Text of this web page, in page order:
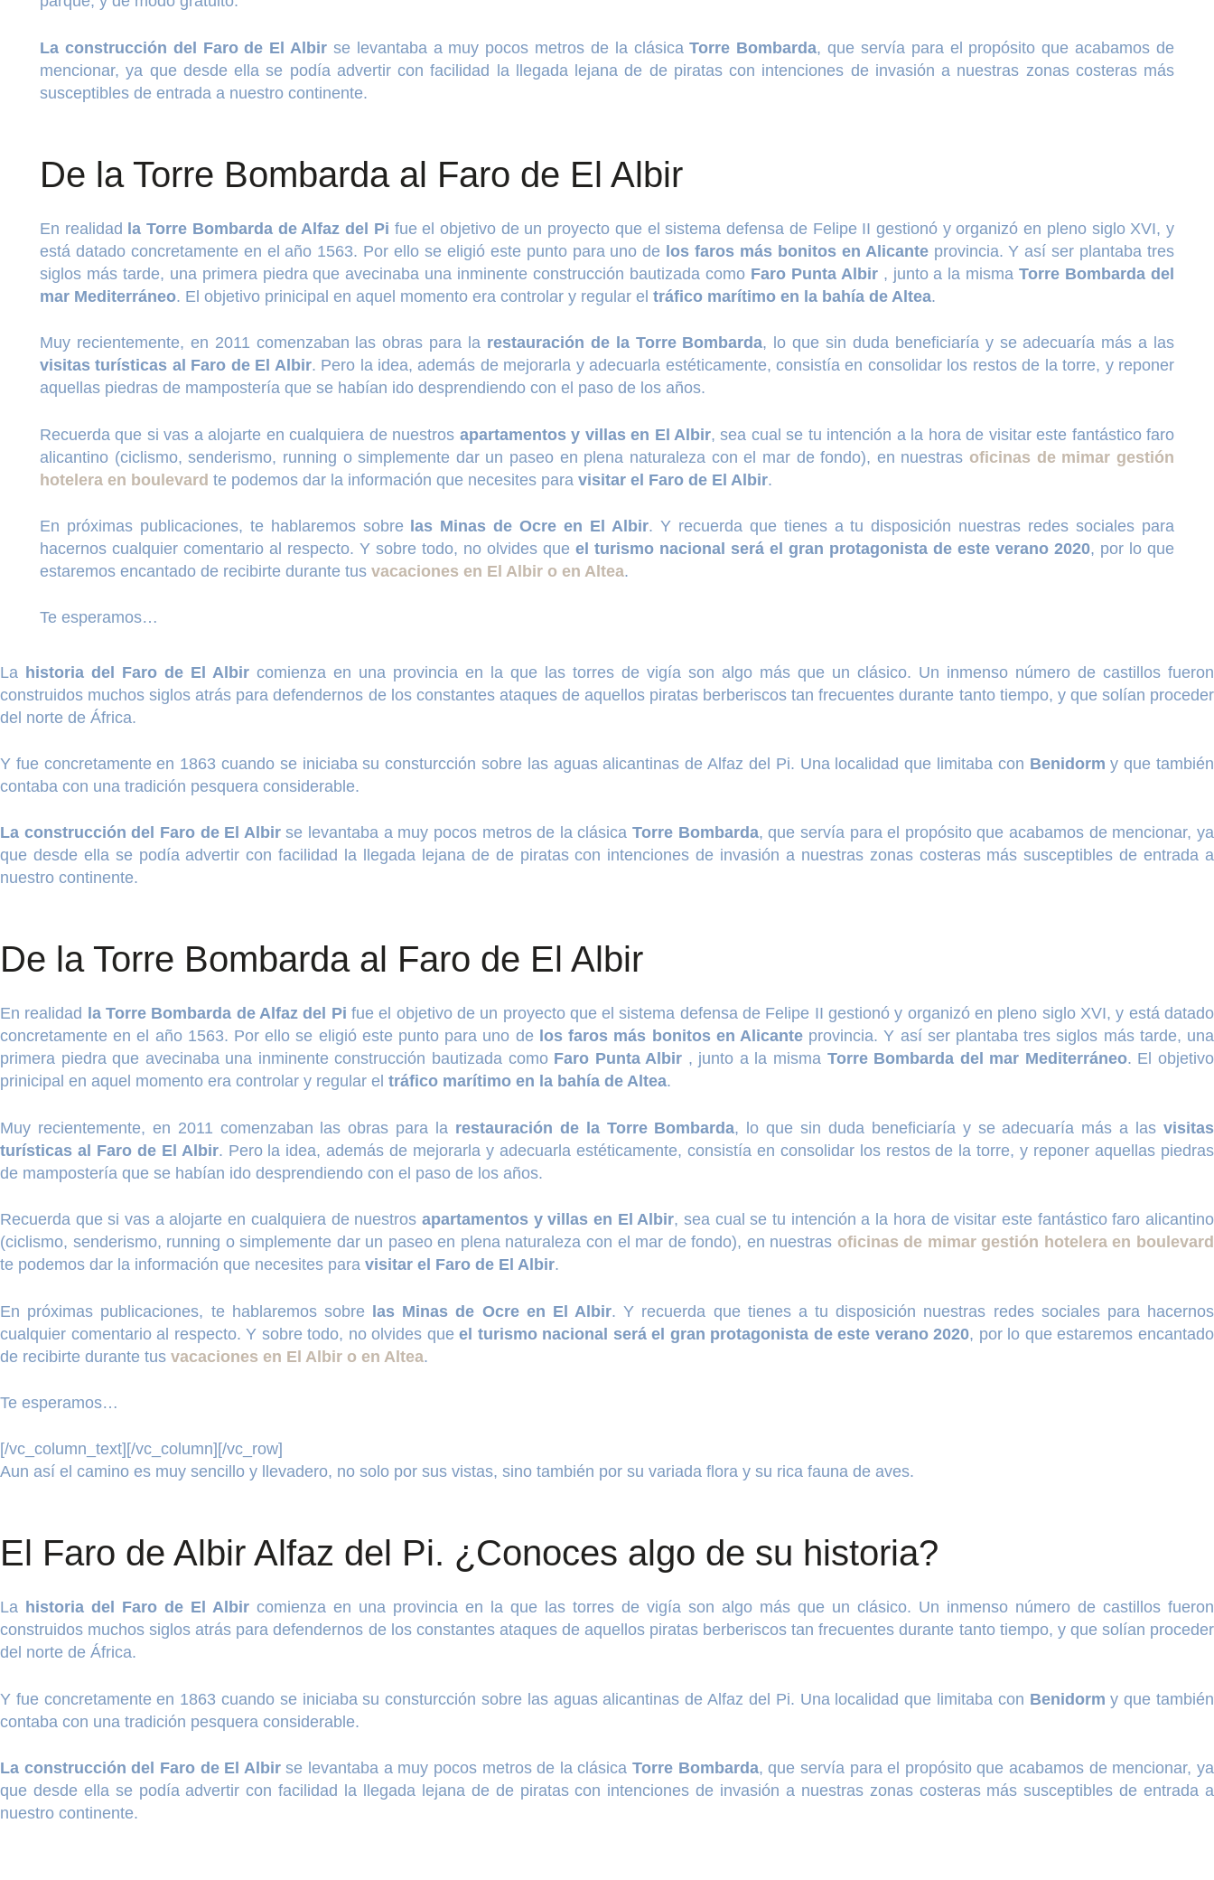
La construcción del Faro de El Albir se levantaba a muy pocos metros de la clásicaTorre Bombarda, que servía para el propósito que acabamos de
mencionar, ya que desde ella se podía advertir con facilidad la llegada lejana de de piratas con intenciones de invasión a nuestras zonas costeras más
susceptibles de entrada a nuestro continente.
De la Torre Bombarda al Faro de El Albir
En realidad la Torre Bombarda de Alfaz del Pi fue el objetivo de un proyecto que el sistema defensa de Felipe II gestionó y organizó en pleno siglo XVI, y
está datado concretamente en el año 1563. Por ello se eligió este punto para uno de los faros más bonitos en Alicanteprovincia. Y así ser plantaba tres
siglos más tarde, una primera piedra que avecinaba una inminente construcción bautizada como Faro Punta Albir, junto a la mismaTorre Bombarda del
mar Mediterráneo. El objetivo prinicipal en aquel momento era controlar y regular el tráfico marítimo en la bahía de Altea.
Muy recientemente, en 2011 comenzaban las obras para la restauración de la Torre Bombarda, lo que sin duda beneficiaría y se adecuaría más a las
visitas turísticas al Faro de El Albir. Pero la idea, además de mejorarla y adecuarla estéticamente, consistía en consolidar los restos de la torre, y reponer
aquellas piedras de mampostería que se habían ido desprendiendo con el paso de los años.
Recuerda que si vas a alojarte en cualquiera de nuestros apartamentos y villas en El Albir, sea cual se tu intención a la hora de visitar este fantástico faro
alicantino (ciclismo, senderismo, running o simplemente dar un paseo en plena naturaleza con el mar de fondo), en nuestras oficinas de mimar gestión
hotelera en boulevard te podemos dar la información que necesites para visitar el Faro de El Albir.
En próximas publicaciones, te hablaremos sobre las Minas de Ocre en El Albir. Y recuerda que tienes a tu disposición nuestras redes sociales para
hacernos cualquier comentario al respecto. Y sobre todo, no olvides que el turismo nacional será el gran protagonista de este verano 2020, por lo que
estaremos encantado de recibirte durante tus vacaciones en El Albir o en Altea.
Te esperamos…
La historia del Faro de El Albir comienza en una provincia en la que las torres de vigía son algo más que un clásico. Un inmenso número de castillos fueron
construidos muchos siglos atrás para defendernos de los constantes ataques de aquellos piratas berberiscos tan frecuentes durante tanto tiempo, y que solían proceder
del norte de África.
Y fue concretamente en 1863 cuando se iniciaba su consturcción sobre las aguas alicantinas de Alfaz del Pi. Una localidad que limitaba con Benidorm y que también
contaba con una tradición pesquera considerable.
La construcción del Faro de El Albirse levantaba a muy pocos metros de la clásicaTorre Bombarda, que servía para el propósito que acabamos de mencionar, ya
que desde ella se podía advertir con facilidad la llegada lejana de de piratas con intenciones de invasión a nuestras zonas costeras más susceptibles de entrada a
nuestro continente.
De la Torre Bombarda al Faro de El Albir
En realidad la Torre Bombarda de Alfaz del Pi fue el objetivo de un proyecto que el sistema defensa de Felipe II gestionó y organizó en pleno siglo XVI, y está datado
concretamente en el año 1563. Por ello se eligió este punto para uno de los faros más bonitos en Alicanteprovincia. Y así ser plantaba tres siglos más tarde, una
primera piedra que avecinaba una inminente construcción bautizada como Faro Punta Albir , junto a la misma Torre Bombarda del mar Mediterráneo. El objetivo
prinicipal en aquel momento era controlar y regular el tráfico marítimo en la bahía de Altea.
Muy recientemente, en 2011 comenzaban las obras para la restauración de la Torre Bombarda, lo que sin duda beneficiaría y se adecuaría más a lasvisitas
turísticas al Faro de El Albir. Pero la idea, además de mejorarla y adecuarla estéticamente, consistía en consolidar los restos de la torre, y reponer aquellas piedras
de mampostería que se habían ido desprendiendo con el paso de los años.
Recuerda que si vas a alojarte en cualquiera de nuestros apartamentos y villas en El Albir, sea cual se tu intención a la hora de visitar este fantástico faro alicantino
(ciclismo, senderismo, running o simplemente dar un paseo en plena naturaleza con el mar de fondo), en nuestras oficinas de mimar gestión hotelera en boulevard
te podemos dar la información que necesites para visitar el Faro de El Albir.
En próximas publicaciones, te hablaremos sobre las Minas de Ocre en El Albir. Y recuerda que tienes a tu disposición nuestras redes sociales para hacernos
cualquier comentario al respecto. Y sobre todo, no olvides queel turismo nacional será el gran protagonista de este verano 2020, por lo que estaremos encantado
de recibirte durante tus vacaciones en El Albir o en Altea.
Te esperamos…
[/vc_column_text][/vc_column][/vc_row]
Aun así el camino es muy sencillo y llevadero, no solo por sus vistas, sino también por su variada flora y su rica fauna de aves.
El Faro de Albir Alfaz del Pi. ¿Conoces algo de su historia?
La historia del Faro de El Albir comienza en una provincia en la que las torres de vigía son algo más que un clásico. Un inmenso número de castillos fueron
construidos muchos siglos atrás para defendernos de los constantes ataques de aquellos piratas berberiscos tan frecuentes durante tanto tiempo, y que solían proceder
del norte de África.
Y fue concretamente en 1863 cuando se iniciaba su consturcción sobre las aguas alicantinas de Alfaz del Pi. Una localidad que limitaba con Benidorm y que también
contaba con una tradición pesquera considerable.
La construcción del Faro de El Albirse levantaba a muy pocos metros de la clásicaTorre Bombarda, que servía para el propósito que acabamos de mencionar, ya
que desde ella se podía advertir con facilidad la llegada lejana de de piratas con intenciones de invasión a nuestras zonas costeras más susceptibles de entrada a
nuestro continente.